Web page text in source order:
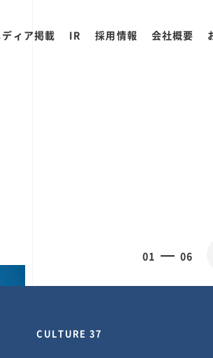
ィア掲載 IR 採用情報 会社概要
0 06
CULTURE 30